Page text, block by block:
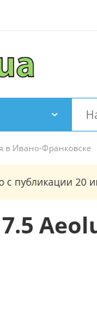
в Ивано-Франковске
с публикации 20